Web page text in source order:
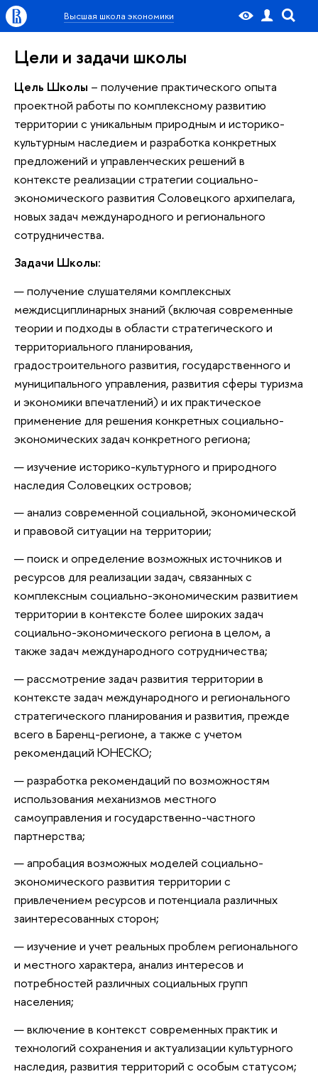
Высшая школа экономики
Цели и задачи школы
Цель Школы – получение практического опыта
проектной работы по комплексному развитию
территории с уникальным природным и историко-
культурным наследием и разработка конкретных
предложений и управленческих решений в
контексте реализации стратегии социально-
экономического развития Соловецкого архипелага,
новых задач международного и регионального
сотрудничества.
Задачи Школы:
получение слушателями комплексных
междисциплинарных знаний (включая современные
теории и подходы в области стратегического и
территориального планирования,
градостроительного развития, государственного и
муниципального управления, развития сферы туризма
и экономики впечатлений) и их практическое
применение для решения конкретных социально-
экономических задач конкретного региона;
изучение историко-культурного и природного
наследия Соловецких островов;
анализ современной социальной, экономической
и правовой ситуации на территории;
поиск и определение возможных источников и
ресурсов для реализации задач, связанных с
комплексным социально-экономическим развитием
территории в контексте более широких задач
социально-экономического региона в целом, а
также задач международного сотрудничества;
рассмотрение задач развития территории в
контексте задач международного и регионального
стратегического планирования и развития, прежде
всего в Баренц-регионе, а также с учетом
рекомендаций ЮНЕСКО;
разработка рекомендаций по возможностям
использования механизмов местного
самоуправления и государственно-частного
партнерства;
апробация возможных моделей социально-
экономического развития территории с
привлечением ресурсов и потенциала различных
заинтересованных сторон;
изучение и учет реальных проблем регионального
и местного характера, анализ интересов и
потребностей различных социальных групп
населения;
включение в контекст современных практик и
технологий сохранения и актуализации культурного
наследия, развития территорий с особым статусом;